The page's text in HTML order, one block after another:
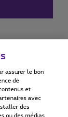
statement
assurer le bon
de
et
avec
des
ou des médias